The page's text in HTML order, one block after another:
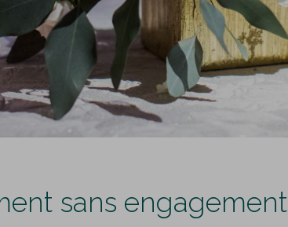
sans engagement